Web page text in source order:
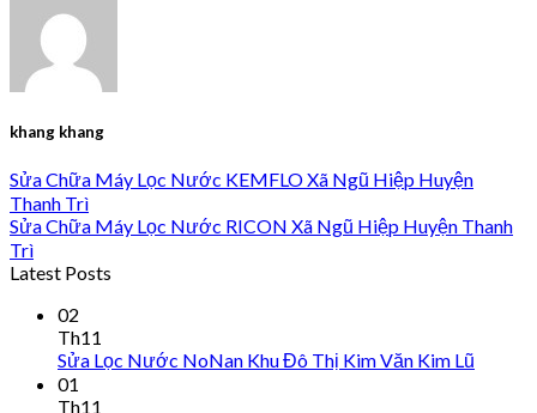
khang khang
Sửa Chữa Máy Lọc Nước KEMFLO Xã Ngũ Hiệp Huyện
Thanh Trì
Sửa Chữa Máy Lọc Nước RICON Xã Ngũ Hiệp Huyện Thanh
Trì
Latest Posts
02
Th11
Sửa Lọc Nước NoNan Khu Đô Thị Kim Văn Kim Lũ
01
Th11